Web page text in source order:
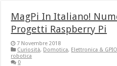
MagPi In Italiano!
Progetti Raspberry Pi
7 Novembre 2018
Curiosità, Domotica, Elettronica &
robotica
0